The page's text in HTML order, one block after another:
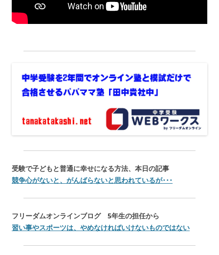
受験で子どもと普通に幸せになる方法、本日の記事
競争心がないと、がんばらないと思われているが･･･
フリーダムオンラインブログ 5年生の担任から
習い事やスポーツは、やめなければいけないものではない